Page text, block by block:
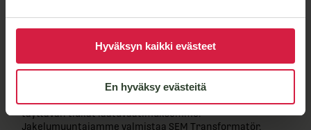
Hyväksyn kaikki evästeet
En hyväksy evästeitä
BTB-​laatu ja joustavat
valmistuskumppanit
täyttävän tiukat laatuvaatimuksemme.
Jakelumuuntajamme valmistaa SEM Transformatör,